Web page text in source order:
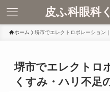
皮ふ科眼科
ホーム 堺市でエレクトロポレーション
堺市でエレクトロ
くすみ・ハリ不足